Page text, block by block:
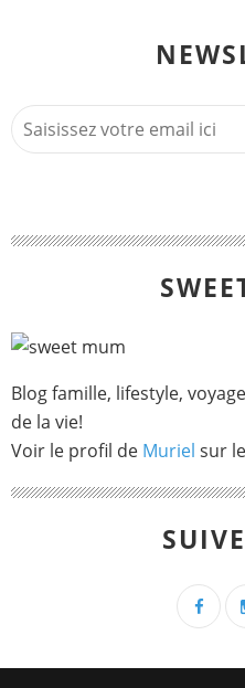
Blog famille, lifestyle,
de la vie!
Voir le profil de Muriel sur